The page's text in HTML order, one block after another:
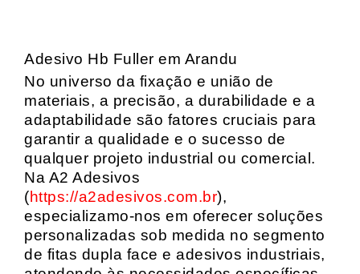
Adesivo Hb Fuller em Arandu
No universo da fixação e união de
materiais, a precisão, a durabilidade e a
adaptabilidade são fatores cruciais para
garantir a qualidade e o sucesso de
qualquer projeto industrial ou comercial.
Na A2 Adesivos
(https://a2adesivos.com.br),
especializamo-nos em oferecer soluções
personalizadas sob medida no segmento
de fitas dupla face e adesivos industriais,